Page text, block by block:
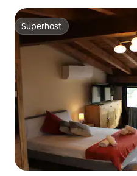
Superhost
Superhost